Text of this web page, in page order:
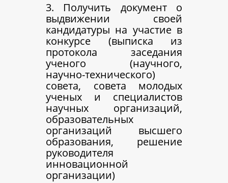
3. Получить документ о
выдвижении своей
кандидатуры на участие в
конкурсе (выписка из
протокола заседания
ученого (научного,
научно-технического)
совета, совета молодых
ученых и специалистов
научных организаций,
образовательных
организаций высшего
образования, решение
руководителя
инновационной
организации)